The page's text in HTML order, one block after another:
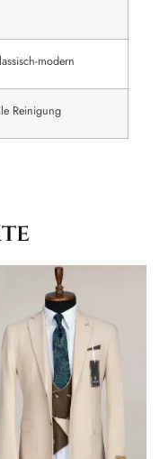
modern
Reinigung